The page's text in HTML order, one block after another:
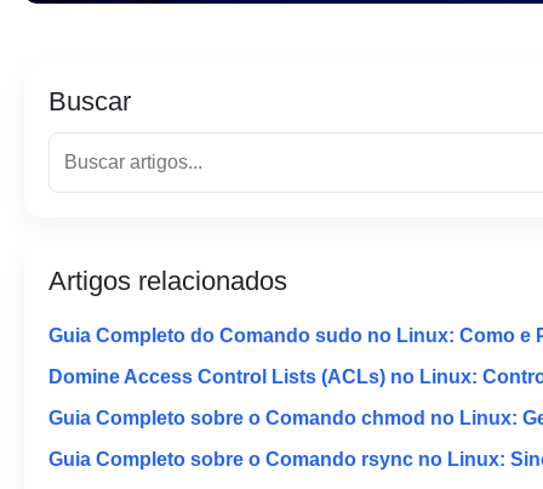
Buscar
Artigos relacionados
Guia Completo do Comando sudo no Linux: Como e
Domine Access Control Lists (ACLs) no Linux:
Guia Completo sobre o Comando chmod no Linux:
Guia Completo sobre o Comando rsync no Linux: